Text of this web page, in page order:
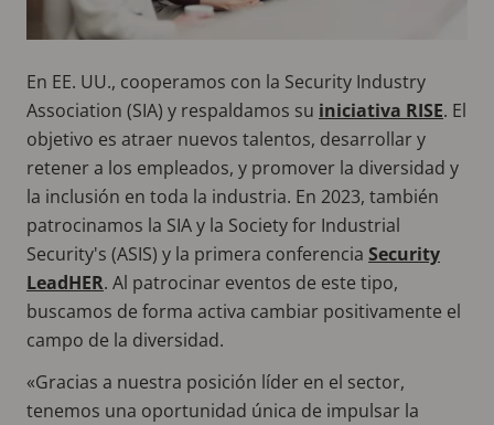
En EE. UU., cooperamos con la Security Industry
Association (SIA) y respaldamos su iniciativa RISE. El
objetivo es atraer nuevos talentos, desarrollar y
retener a los empleados, y promover la diversidad y
la inclusión en toda la industria. En 2023, también
patrocinamos la SIA y la Society for Industrial
Security's (ASIS) y la primera conferencia Security
LeadHER. Al patrocinar eventos de este tipo,
buscamos de forma activa cambiar positivamente el
campo de la diversidad.
«Gracias a nuestra posición líder en el sector,
tenemos una oportunidad única de impulsar la